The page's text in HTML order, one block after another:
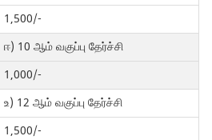
1,500/-
ஈ) 10 ஆம் வகுப்பு தேர்ச்சி
1,000/-
உ) 12 ஆம் வகுப்பு தேர்ச்சி
1,500/-